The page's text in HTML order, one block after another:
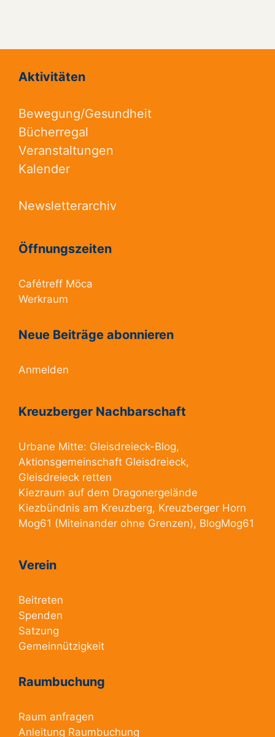
Aktivitäten
Bewegung/Gesundheit
Bücherregal
Veranstaltungen
Kalender
Newsletterarchiv
Öffnungszeiten
Cafétreff Möca
Werkraum
Neue Beiträge abonnieren
Anmelden
Kreuzberger Nachbarschaft
Urbane Mitte: Gleisdreieck-Blog,
Aktionsgemeinschaft Gleisdreieck,
Gleisdreieck retten
Kiezraum auf dem Dragonergelände
Kiezbündnis am Kreuzberg, Kreuzberger Horn
Mog61 (Miteinander ohne Grenzen), BlogMog61
Verein
Beitreten
Spenden
Satzung
Gemeinnützigkeit
Raumbuchung
Raum anfragen
Anleitung Raumbuchung